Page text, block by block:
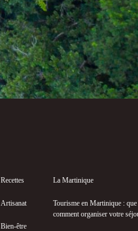
Recettes
Artisanat
Bien-être
La Martinique
Tourisme en Martinique :
comment organiser votre